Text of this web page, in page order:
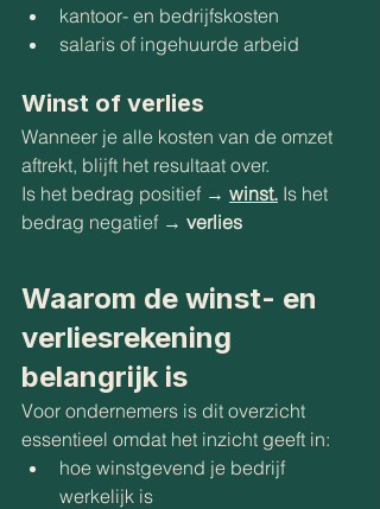
kantoor- en bedrijfskosten
salaris of ingehuurde arbeid
Winst of verlies
Wanneer je alle kosten van de omzet
aftrekt, blijft het resultaat over.
Is het bedrag positief → winst. Is het
bedrag negatief → verlies
Waarom de winst- en
verliesrekening
belangrijk is
Voor ondernemers is dit overzicht
essentieel omdat het inzicht geeft in:
hoe winstgevend je bedrijf
werkelijk is